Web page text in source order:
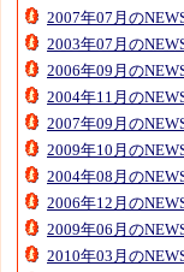
2007年07月の
2003年07月の
2006年09月の
2004年11月の
2007年09月の
2009年10月の
2004年08月の
2006年12月の
2009年06月の
2010年03月の